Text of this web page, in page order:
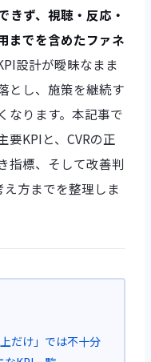
きず、視聴・反応・
までを含めたファネ
設計が曖昧なまま
とし、施策を継続す
なります。本記事で
要KPIと、CVRの正
指標、そして改善判
方までを整理しま
だけ」では不十分